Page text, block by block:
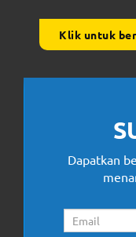
Klik untuk
Dapatkan